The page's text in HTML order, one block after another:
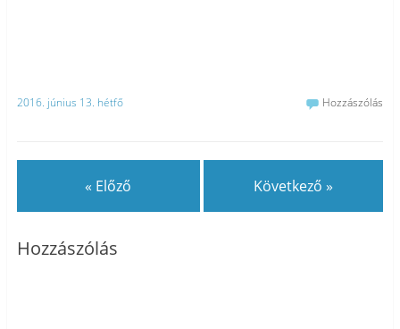
2016. június 13. hétfő Hozzászólás
« Előző Következő »
Hozzászólás